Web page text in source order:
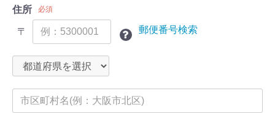
住所 必須
〒 郵便番号検索